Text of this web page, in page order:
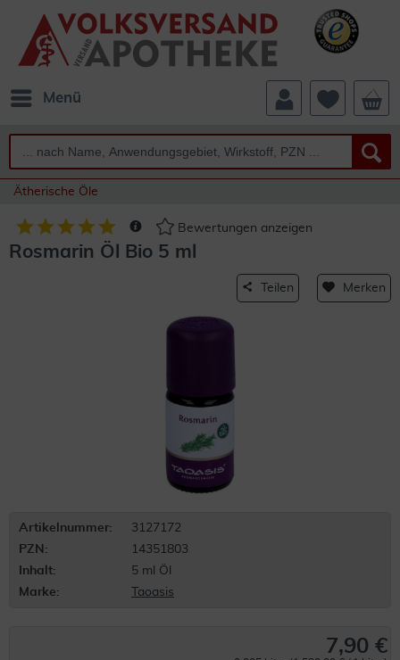
Menü
Ätherische Öle
Bewertungen anzeigen
Rosmarin Öl Bio 5 ml
Teilen Merken
Artikelnummer:
3127172
PZN:
14351803
Inhalt:
5 ml Öl
Marke:
Taoasis
7,90 €